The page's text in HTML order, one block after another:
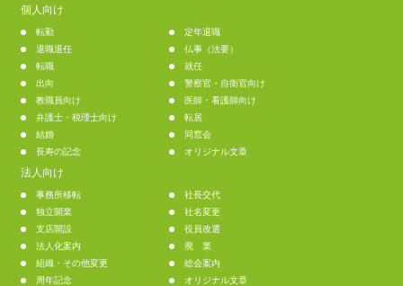
個人向け
転勤
定年退職
退職退任
仏事（法要）
転職
就任
出向
警察官・自衛官向け
教職員向け
医師・看護師向け
弁護士・税理士向け
転居
結婚
同窓会
長寿の記念
オリジナル文章
法人向け
事務所移転
社長交代
独立開業
社名変更
支店開設
役員改選
法人化案内
廃 業
組織・その他変更
総会案内
周年記念
オリジナル文章